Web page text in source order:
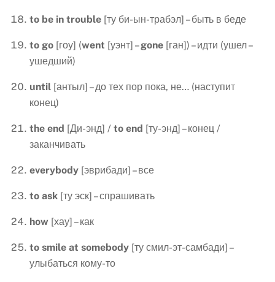
to be in trouble [ту би-ын-трабэл] – быть в беде
to go [гоу] (went [уэнт] –gone [ган]) – идти (ушел –
ушедший)
until [антыл] – до тех пор пока, не… (наступит
конец)
the end [Ди-энд] / to end [ту-энд] – конец /
заканчивать
everybody [эврибади] – все
to ask [ту эск] – спрашивать
how [хау] – как
to smile at somebody [ту смил-эт-самбади] –
улыбаться кому-то